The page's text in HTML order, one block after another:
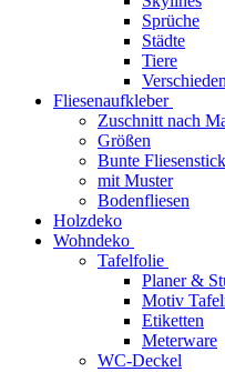
Sprüche
Städte
Tiere
Fliesenaufkleber
Zuschnitt nach
Größen
Bunte
mit Muster
Bodenfliesen
Holzdeko
Wohndeko
Tafelfolie
Planer &
Motiv
Etiketten
Meterware
WC-Deckel